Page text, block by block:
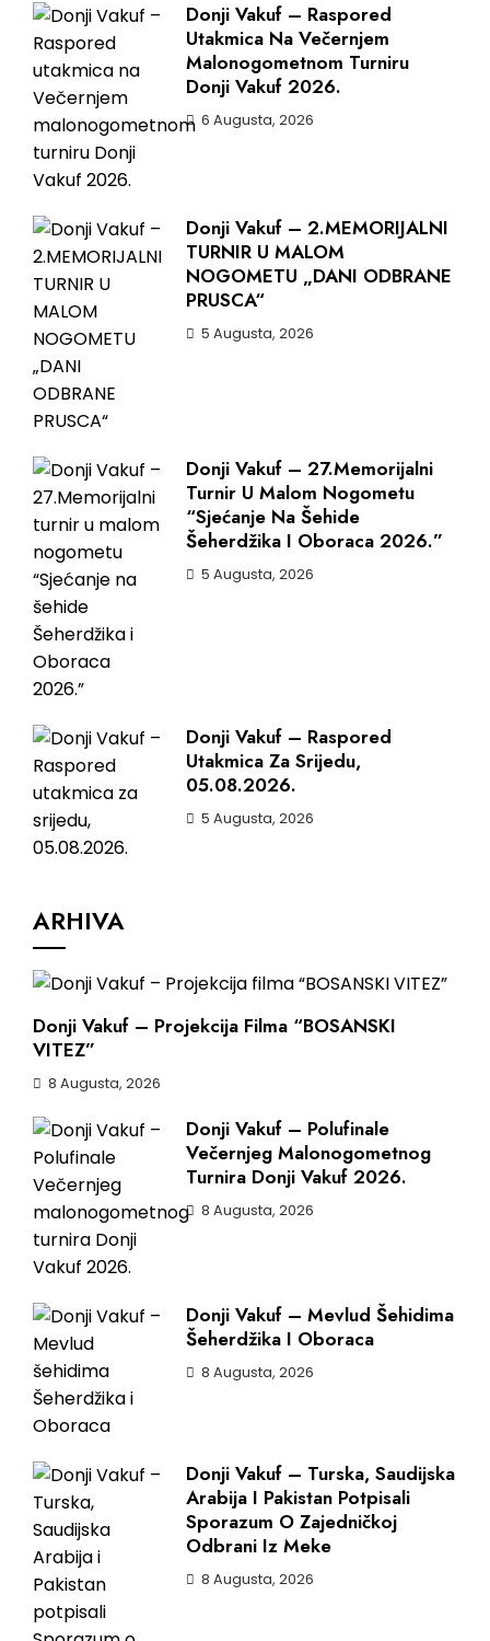
Donji Vakuf – Raspored
Utakmica Na Večernjem
Malonogometnom Turniru
Donji Vakuf 2026.
6 Augusta, 2026
Donji Vakuf – 2.MEMORIJALNI
TURNIR U MALOM
NOGOMETU „DANI ODBRANE
PRUSCA“
5 Augusta, 2026
Donji Vakuf – 27.Memorijalni
Turnir U Malom Nogometu
“Sjećanje Na Šehide
Šeherdžika I Oboraca 2026.”
5 Augusta, 2026
Donji Vakuf – Raspored
Utakmica Za Srijedu,
05.08.2026.
5 Augusta, 2026
ARHIVA
Donji Vakuf – Projekcija Filma “BOSANSKI
VITEZ”
8 Augusta, 2026
Donji Vakuf – Polufinale
Večernjeg Malonogometnog
Turnira Donji Vakuf 2026.
8 Augusta, 2026
Donji Vakuf – Mevlud Šehidima
Šeherdžika I Oboraca
8 Augusta, 2026
Donji Vakuf – Turska, Saudijska
Arabija I Pakistan Potpisali
Sporazum O Zajedničkoj
Odbrani Iz Meke
8 Augusta, 2026